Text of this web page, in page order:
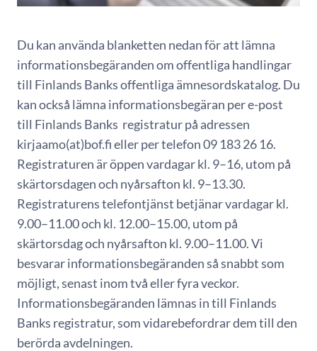
Du kan använda blanketten nedan för att lämna
informationsbegäranden om offentliga handlingar
till Finlands Banks offentliga ämnesordskatalog. Du
kan också lämna informationsbegäran per e-post
till Finlands Banks registratur på adressen
kirjaamo(at)bof.fi eller per telefon 09 183 26 16.
Registraturen är öppen vardagar kl. 9–16, utom på
skärtorsdagen och nyårsafton kl. 9–13.30.
Registraturens telefontjänst betjänar vardagar kl.
9.00–11.00 och kl. 12.00–15.00, utom på
skärtorsdag och nyårsafton kl. 9.00–11.00. Vi
besvarar informationsbegäranden så snabbt som
möjligt, senast inom två eller fyra veckor.
Informationsbegäranden lämnas in till Finlands
Banks registratur, som vidarebefordrar dem till den
berörda avdelningen.